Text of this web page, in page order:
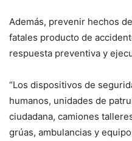
Además, prevenir hechos
fatales producto de
respuesta preventiva y
“Los dispositivos de
humanos, unidades de
ciudadana, camiones
grúas, ambulancias y